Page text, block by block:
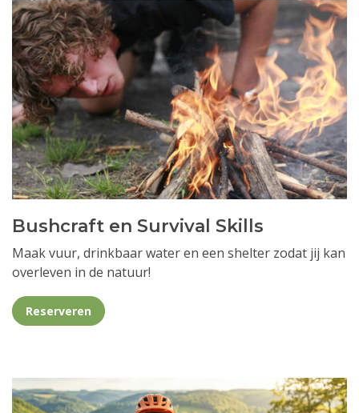
Bushcraft en Survival Skills
Maak vuur, drinkbaar water en een shelter zodat jij kan
overleven in de natuur!
Reserveren